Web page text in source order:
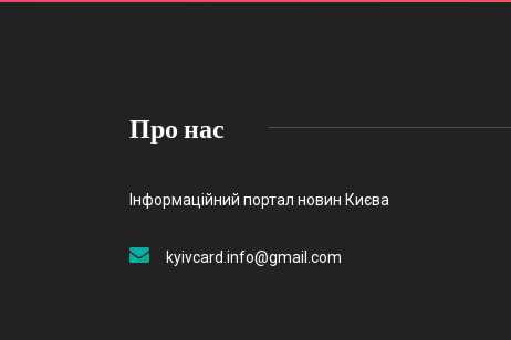
Про нас
Інформаційний портал новин Києва
kyivcard.info@gmail.com